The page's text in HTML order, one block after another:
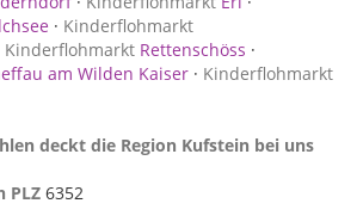
· Kinderflohmarkt
Kinderflohmarkt Rettenschöss ·
am Wilden Kaiser · Kinderflohmarkt
deckt die Region Kufstein bei uns
PLZ6352